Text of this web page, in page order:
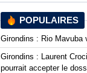
POPULAIRES
Girondins : Rio Mavuba
Girondins : Laurent
pourrait accepter le